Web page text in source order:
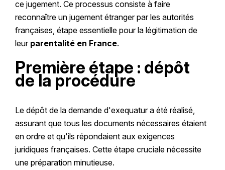
ce jugement. Ce processus consiste à faire
reconnaître un jugement étranger par les autorités
françaises, étape essentielle pour la légitimation de
leur parentalité en France.
Première étape : dépôt
de la procédure
Le dépôt de la demande d'exequatur a été réalisé,
assurant que tous les documents nécessaires étaient
en ordre et qu'ils répondaient aux exigences
juridiques françaises. Cette étape cruciale nécessite
une préparation minutieuse.